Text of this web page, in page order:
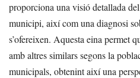
proporciona una visió detallada
municipi, així com una diagnosi
s’ofereixen. Aquesta eina permet
amb altres similars segons la
municipals, obtenint així una